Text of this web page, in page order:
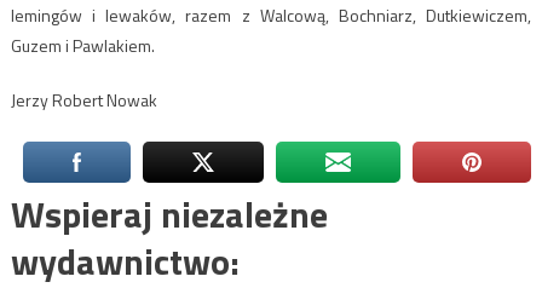
lemingów i lewaków, razem z Walcową, Bochniarz, Dutkiewiczem,
Guzem i Pawlakiem.
Jerzy Robert Nowak
Wspieraj niezależne
wydawnictwo: